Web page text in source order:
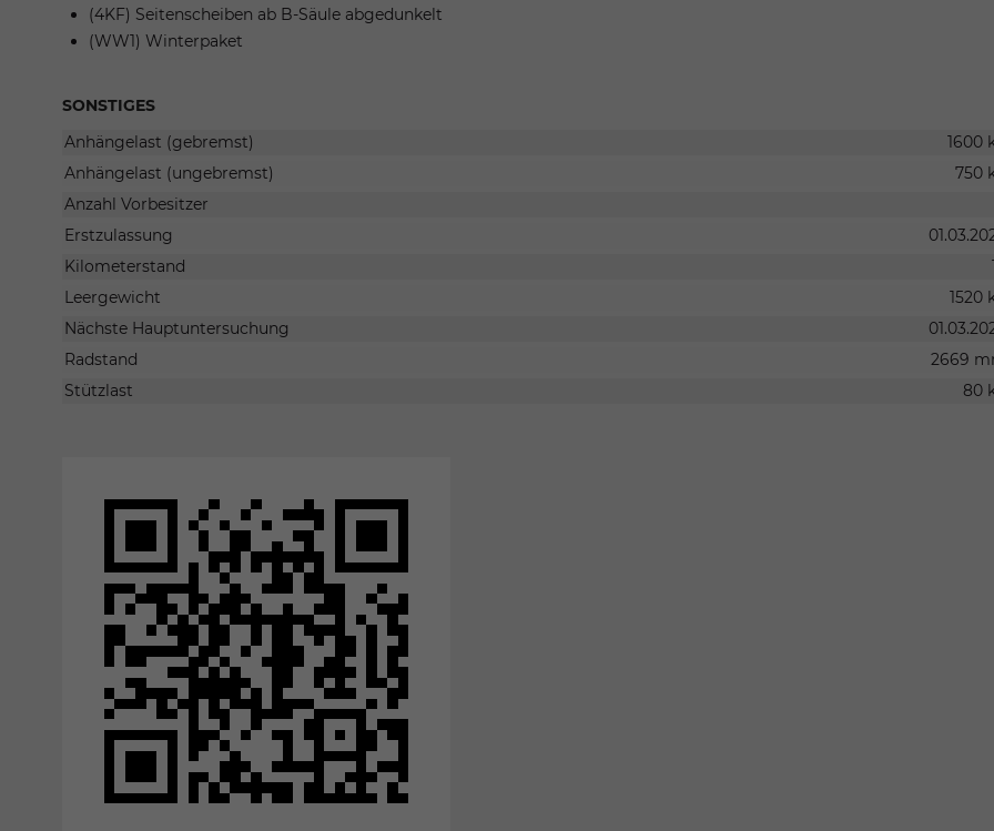
(4KF) Seitenscheiben ab B-Säule abgedunkelt
(WW1) Winterpaket
SONSTIGES
Anhängelast (gebremst)
1600
Anhängelast (ungebremst)
750
Anzahl Vorbesitzer
Erstzulassung
Kilometerstand
Leergewicht
1520
Nächste Hauptuntersuchung
Radstand
2669
Stützlast
80